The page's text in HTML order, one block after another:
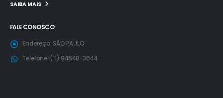
SAIBA MAIS
FALE CONOSCO
Endereço: SÃO PAULO
Telefone: (11) 94648-3644